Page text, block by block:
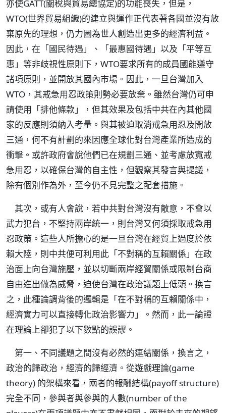
亦使GATT(關稅與貿易總協定)的功能喪失，但是，
WTO(世界貿易組織)的建立與運作正代表著各國並沒有放
棄原先的理想，仍力圖為世人創造出更多的經濟利益。
因此，在「國民待遇」、「最惠國待遇」以及「平等互
惠」等非歧視性原則下，WTO要求所有的成員國能遵守
諸項原則，並開放其國內市場。因此，一旦台灣加入
WTO，其戒急用忍政策則勢必要放棄。雖然台灣仍可申
請使用「排他條款」，但其效果及包括中共在內其他國
家的反應則須納入考量。與其被迫取消戒急用忍及開放
三通，何不有計劃的來因應全球化對台灣產業所造成的
衝擊。或許政府會說他們已在規劃三通、並考慮放寬戒
急用忍，以確保台灣的自主性，但觀察其發言與提議，
除有個別作為外，至今仍不見完整之配套措施。
其次，或有人會說，若中共對台灣沒有敵意，不會以
武力犯台，不堅持兩岸統一，則台灣又何須採取戒急用
忍政策。這些人所擔心的是一旦台灣在經貿上過度於依
賴大陸，則中共便可利用此「不對稱的互賴關係」在政
治面上向台灣施壓，並以切斷兩岸經貿關係或限制台商
自由進出做為威脅，迫使台灣在政治議題上低頭。換言
之，此種論調背後的邏輯是「在不對稱的互賴關係中，
經濟實力可以直接轉化政治影響力」。然而，此一論證
在理論上卻犯了以下數點的誤謬。
第一、不同議題之間沒有必然的連結關係，換言之，
政治的歸政治，經濟的歸經濟。從遊戲理論(game
theory) 的架構來看，兩者的報酬結構(payoff structure)
完全不同，參與者與參與的人數(number of the